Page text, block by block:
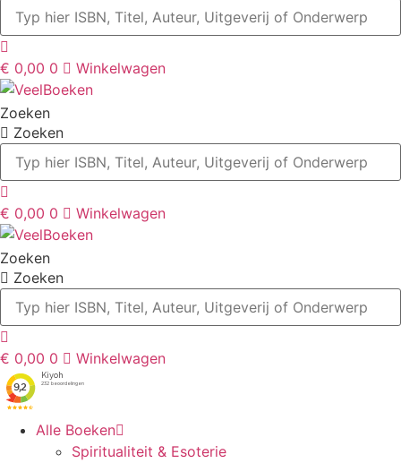
€ 0,00 0 Winkelwagen
Zoeken
Zoeken
€ 0,00 0 Winkelwagen
Zoeken
Zoeken
€ 0,00 0 Winkelwagen
Alle Boeken
Spiritualiteit & Esoterie